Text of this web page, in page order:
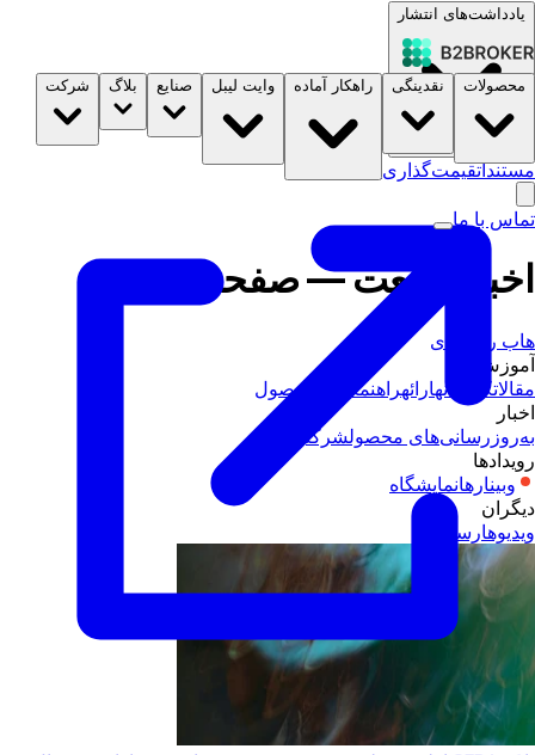
یادداشت‌های انتشار
مستنداتقیمت‌گذاری
محصولات نقدینگی راهکار آماده وایت لیبل صنایع بلاگ شرکت
تماس با ما
اخبار صنعت — صفحه: 11
هاب رسانه‌ای
آموزش
مقالاتکتابخانهارائهراهنماهای محصول
اخبار
به‌روزرسانی‌های محصولشرکتی
صنعت
رویدادها
وبینارهانمایشگاه
دیگران
ویدیوهارسانه